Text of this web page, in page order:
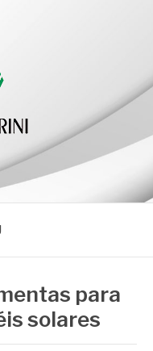
para
solares